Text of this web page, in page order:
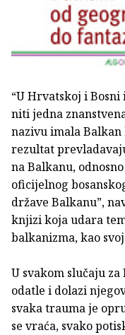
“U Hrvatskoj i
niti jedna
nazivu imala
rezultat
na Balkanu,
oficijelnog
države Balkanu”,
knjizi koja udara
balkanizma, kao
U svakom slučaju
odatle i dolazi
svaka trauma je
se vraća, svako